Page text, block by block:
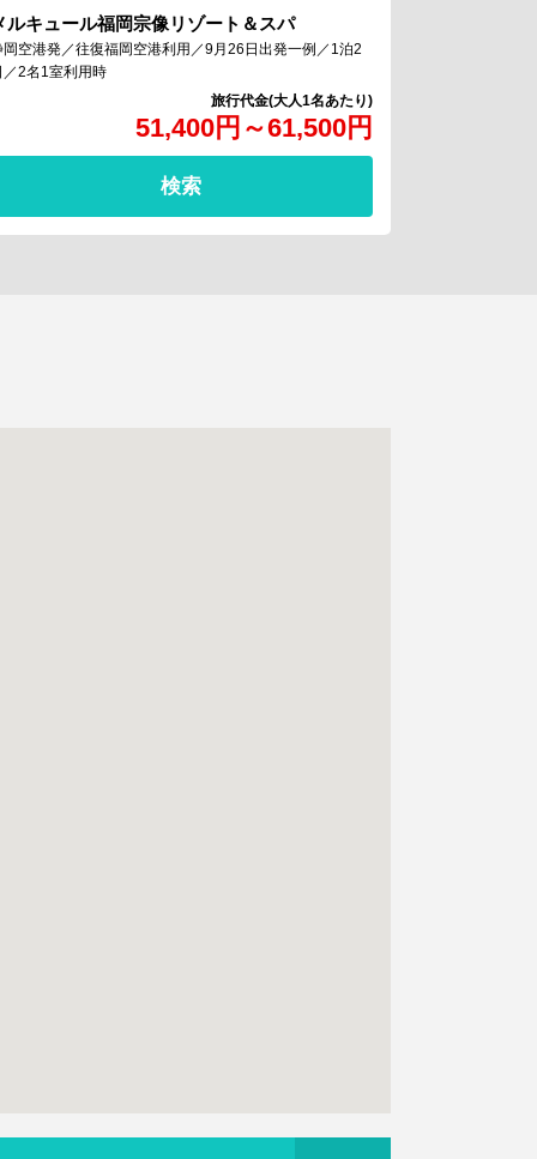
ルキュール福岡宗像リゾート＆スパ
51,400円 ～61,500円
岡空港発／往復福岡空港利用／9月26日出発一例／1泊2
／2名1室利用時
検索